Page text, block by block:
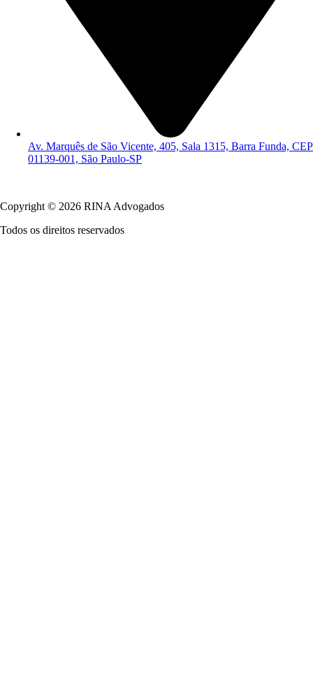
Av. Marquês de São Vicente, 405, Sala 1315, Barra Funda, CEP
01139-001, São Paulo-SP
Copyright © 2026 RINA Advogados
Todos os direitos reservados